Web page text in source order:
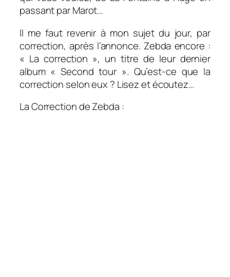
passant par Marot…
Il me faut revenir à mon sujet du jour, par
correction, après l’annonce. Zebda encore :
« La correction », un titre de leur dernier
album « Second tour ». Qu’est-ce que la
correction selon eux ? Lisez et écoutez…
La Correction de Zebda :